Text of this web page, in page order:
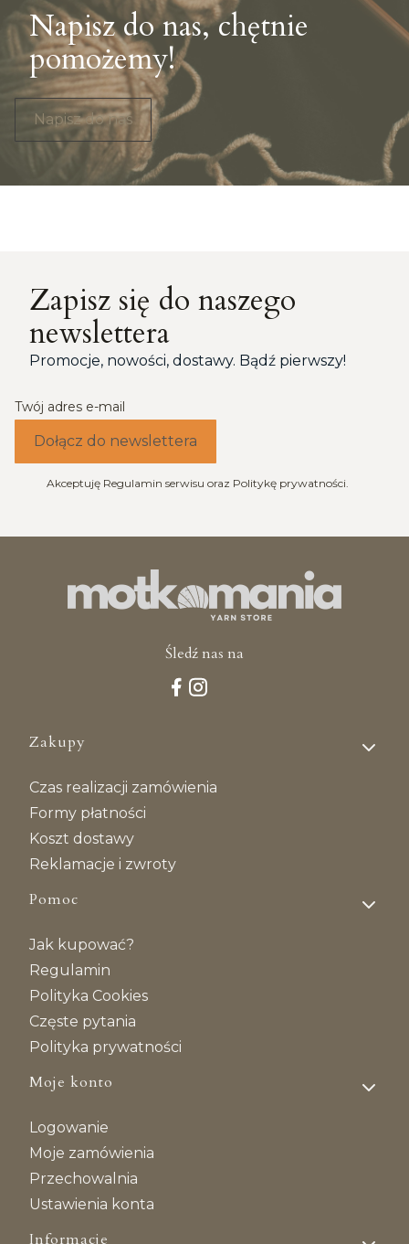
Napisz do nas, chętnie
pomożemy!
Napisz do nas
Zapisz się do naszego
newslettera
Promocje, nowości, dostawy. Bądź pierwszy!
Twój adres e-mail
Dołącz do newslettera
Akceptuję Regulamin serwisu oraz Politykę prywatności.
Śledź nas na
Linki w stopce
Zakupy
Czas realizacji zamówienia
Formy płatności
Koszt dostawy
Reklamacje i zwroty
Pomoc
Jak kupować?
Regulamin
Polityka Cookies
Częste pytania
Polityka prywatności
Moje konto
Logowanie
Moje zamówienia
Przechowalnia
Ustawienia konta
Informacje